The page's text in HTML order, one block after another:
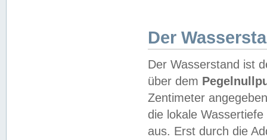
Der
Der Wasserstand ist
über dem
Zentimeter
die lokale
aus. Erst durch die